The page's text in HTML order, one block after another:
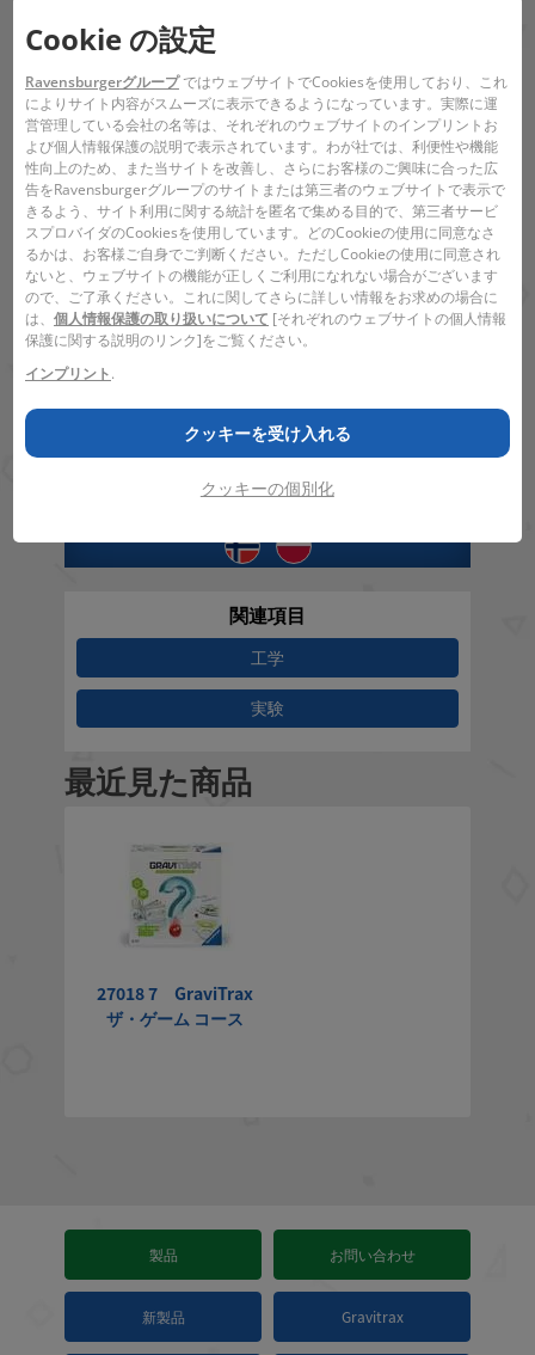
ご注意ください。36か月未満のお子様には適し
ていません。小さな球等があります。窒息の危
険。
1+ 8 - 99 22 x 22 x 7 cm
Weltpackung
ゲームのルールをダウンロード
関連項目
工学
実験
最近見た商品
27018 7 GraviTrax
ザ・ゲーム コース
製品 お問い合わせ
新製品 Gravitrax
Cookie の設定
RavensburgerグループではウェブサイトでCookiesを使用しており、これ
によりサイト内容がスムーズに表示できるようになっています。実際に運
営管理している会社の名等は、それぞれのウェブサイトのインプリントお
よび個人情報保護の説明で表示されています。わが社では、利便性や機能
性向上のため、また当サイトを改善し、さらにお客様のご興味に合った広
告をRavensburgerグループのサイトまたは第三者のウェブサイトで表示で
きるよう、サイト利用に関する統計を匿名で集める目的で、第三者サービ
スプロバイダのCookiesを使用しています。どのCookieの使用に同意なさ
るかは、お客様ご自身でご判断ください。ただしCookieの使用に同意され
ないと、ウェブサイトの機能が正しくご利用になれない場合がございます
ので、ご了承ください。これに関してさらに詳しい情報をお求めの場合に
は、 個人情報保護の取り扱いについて [それぞれのウェブサイトの個人情報
保護に関する説明のリンク]をご覧ください。
インプリント.
クッキーを受け入れる
クッキーの個別化